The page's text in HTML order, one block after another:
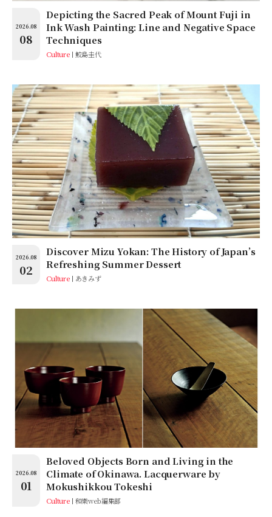
2026.08
08
Depicting the Sacred Peak of Mount Fuji in
Ink Wash Painting: Line and Negative Space
Techniques
Culture 鮫島圭代
2026.08
02
Discover Mizu Yokan: The History of Japan’s
Refreshing Summer Dessert
Culture あきみず
2026.08
01
Beloved Objects Born and Living in the
Climate of Okinawa. Lacquerware by
Mokushikkou Tokeshi
Culture 和樂web編集部